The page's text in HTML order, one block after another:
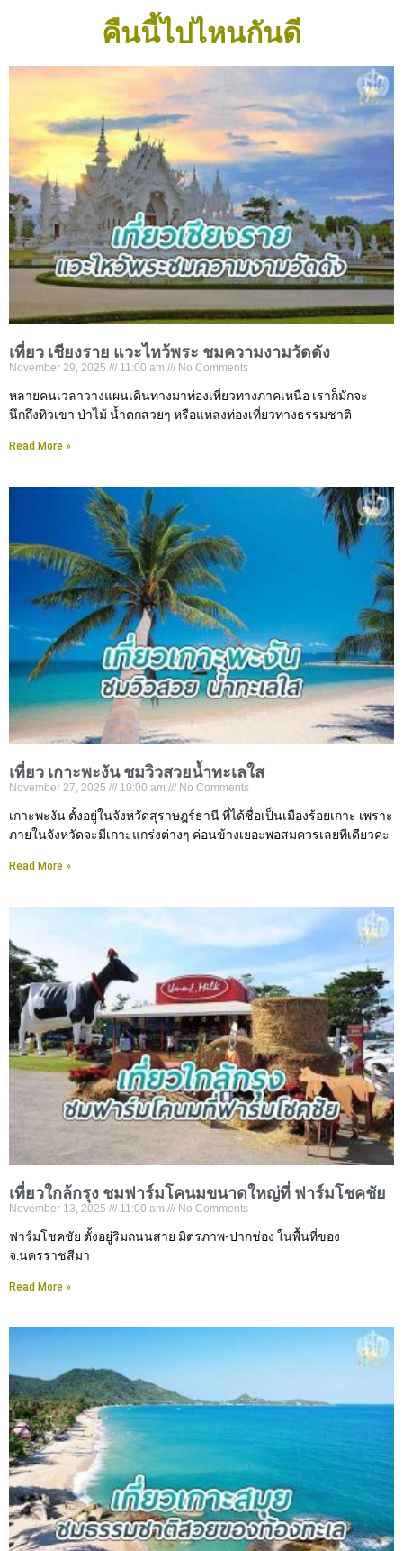
คืนนี้ไปไหนกันดี
เที่ยว เชียงราย แวะไหว้พระ ชมความงามวัดดัง
November 29, 2025 11:00 am No Comments
หลายคนเวลาวางแผนเดินทางมาท่องเที่ยวทางภาคเหนือ เราก็มักจะ
นึกถึงทิวเขา ป่าไม้ น้ำตกสวยๆ หรือแหล่งท่องเที่ยวทางธรรมชาติ
Read More »
เที่ยว เกาะพะงัน ชมวิวสวยน้ำทะเลใส
November 27, 2025 10:00 am No Comments
เกาะพะงัน ตั้งอยู่ในจังหวัดสุราษฎร์ธานี ที่ได้ชื่อเป็นเมืองร้อยเกาะ เพราะ
ภายในจังหวัดจะมีเกาะแกร่งต่างๆ ค่อนข้างเยอะพอสมควรเลยทีเดียวค่ะ
Read More »
เที่ยวใกล้กรุง ชมฟาร์มโคนมขนาดใหญ่ที่ ฟาร์มโชคชัย
November 13, 2025 11:00 am No Comments
ฟาร์มโชคชัย ตั้งอยู่ริมถนนสาย มิตรภาพ-ปากช่อง ในพื้นที่ของ
จ.นครราชสีมา
Read More »